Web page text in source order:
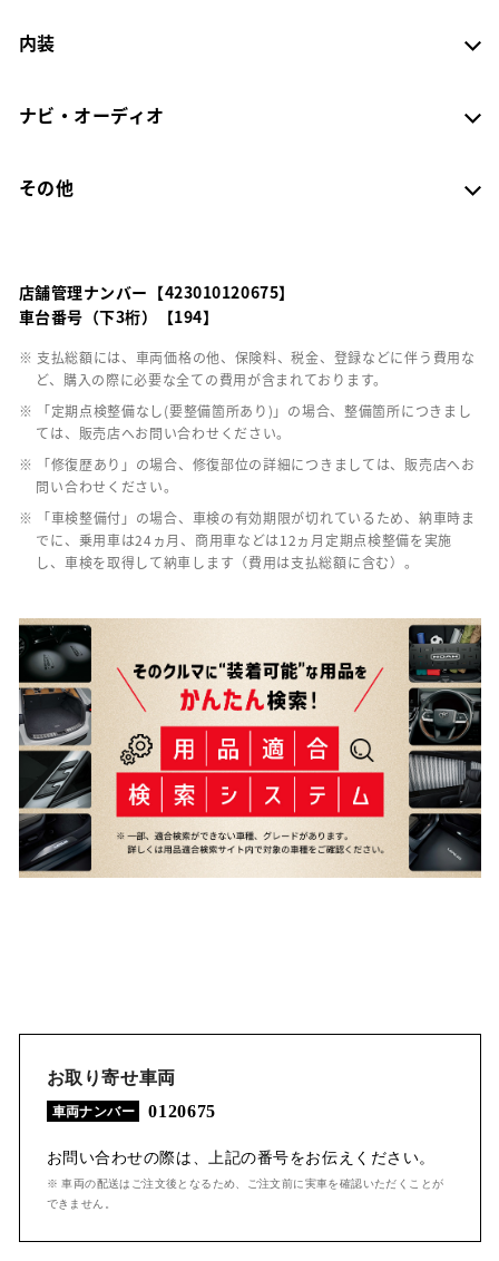
内装
ナビ・オーディオ
その他
店舗管理ナンバー【423010120675】
車台番号（下3桁）【194】
※ 支払総額には、車両価格の他、保険料、税金、登録などに伴う費用な
ど、購入の際に必要な全ての費用が含まれております。
※ 「定期点検整備なし(要整備箇所あり)」の場合、整備箇所につきまし
ては、販売店へお問い合わせください。
※ 「修復歴あり」の場合、修復部位の詳細につきましては、販売店へお
問い合わせください。
※ 「車検整備付」の場合、車検の有効期限が切れているため、納車時ま
でに、乗用車は24ヵ月、商用車などは12ヵ月定期点検整備を実施
し、車検を取得して納車します（費用は支払総額に含む）。
お取り寄せ車両
車両ナンバー 0120675
お問い合わせの際は、上記の番号をお伝えください。
※ 車両の配送はご注文後となるため、ご注文前に実車を確認いただくことが
できません。